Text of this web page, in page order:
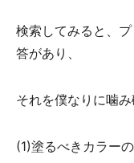
検索してみると、
答があり、
それを僕なりに噛
(1)塗るべきカラーの